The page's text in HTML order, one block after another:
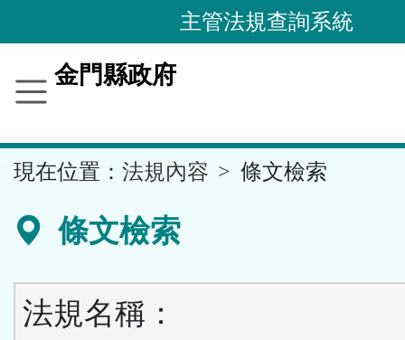
到
要
容
區
主管法規查詢系統
金門縣政府
現在位置： 法規內容 條文檢索
條文檢索
法規名稱：